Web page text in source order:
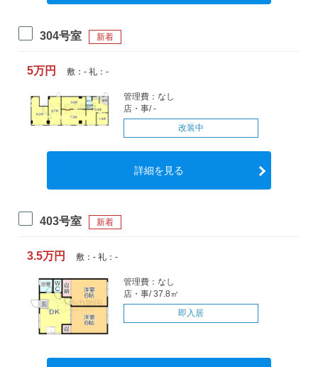
304号室 新着
5万円 敷：- 礼：-
管理費：なし
店・事/ -
改装中
詳細を見る
403号室 新着
3.5万円 敷：- 礼：-
管理費：なし
店・事/ 37.8㎡
即入居